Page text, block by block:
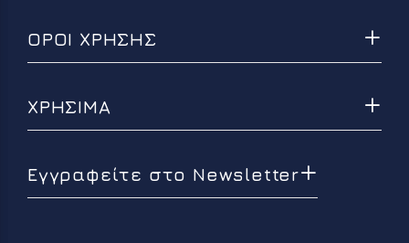
Εγγραφείτε στο Newsletter
ΟΡΟΙ ΧΡΗΣΗΣ
ΧΡΗΣΙΜΑ